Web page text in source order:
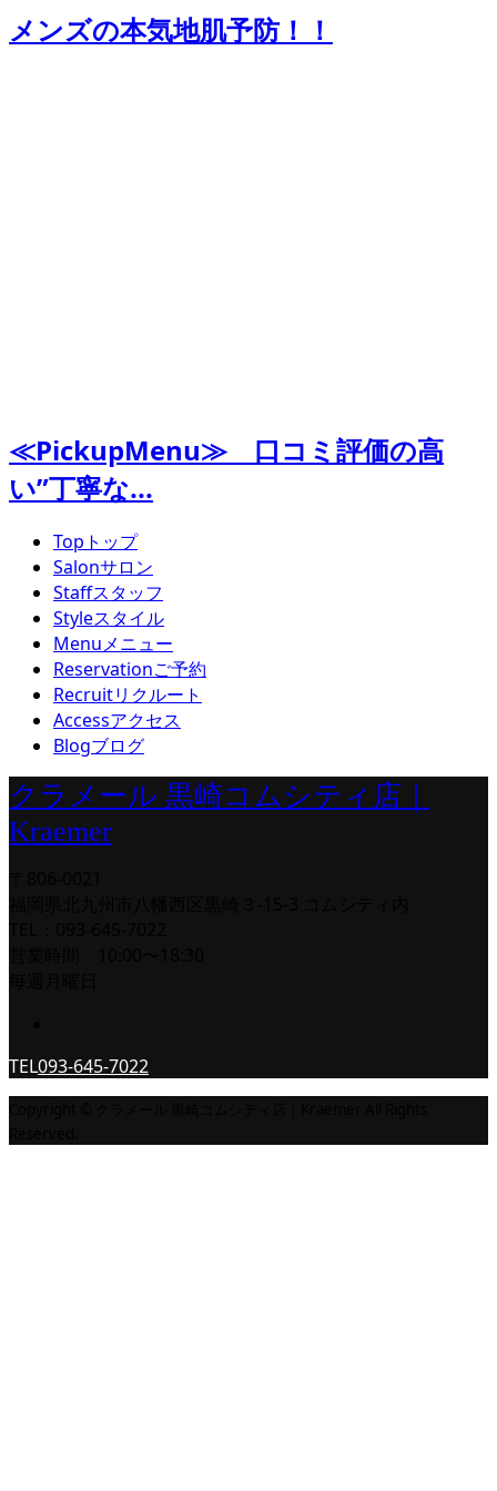
メンズの本気地肌予防！！
≪PickupMenu≫ 口コミ評価の高
い”丁寧な...
Top トップ
Salonサロン
Staffスタッフ
Styleスタイル
Menuメニュー
Reservationご予約
Recruitリクルート
Accessアクセス
Blogブログ
クラメール 黒崎コムシティ店｜
Kraemer
TEL093-645-7022